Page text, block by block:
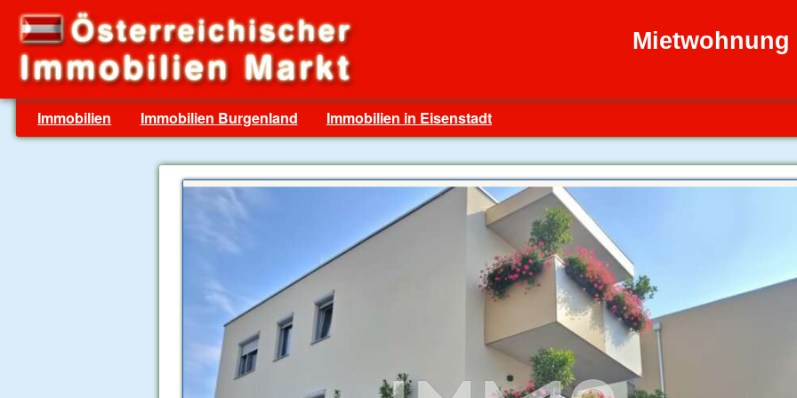
Immobilien Immobilien Burgenland Immobilien in Eisenstadt